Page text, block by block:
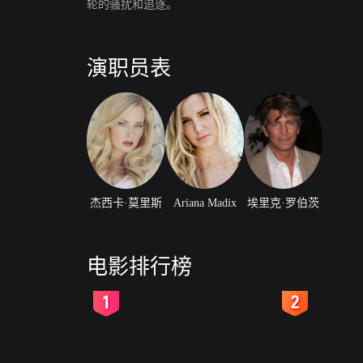
轮的骚扰和追逐。
演职员表
杰西卡·莫里斯 Ariana Madix 埃里克·罗伯茨
电影排行榜